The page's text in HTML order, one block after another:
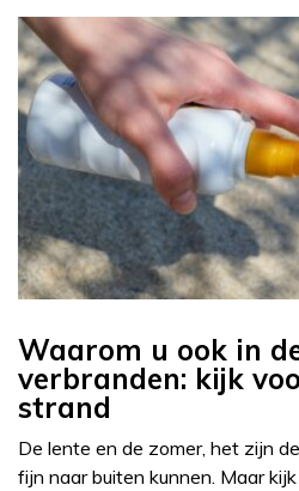
Waarom u ook in
verbranden: kijk
strand
De lente en de zomer, het zijn
fijn naar buiten kunnen. Maar